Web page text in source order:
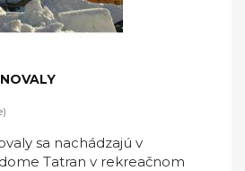
sa nachádzajú v
Tatran v rekreačnom